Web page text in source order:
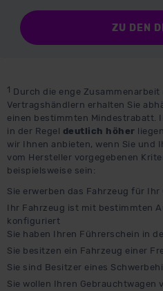
ZU DEN
1 Durch die enge
Vertragshändlern erhalten Sie
einen bestimmten Mindestrabatt.
in der Regel deutlich höher
wir Ihnen anbieten, wenn Sie und
vom Hersteller vorgegebenen
beispielsweise sein:
Sie erwerben das Fahrzeug für Ihr
Ihr Fahrzeug ist mit bestimmten
konfiguriert
Sie haben Ihren Führerschein in
Sie besitzen ein Fahrzeug einer
Sie sind Besitzer eines
Sie wollen Ihren Gebrauchtwagen